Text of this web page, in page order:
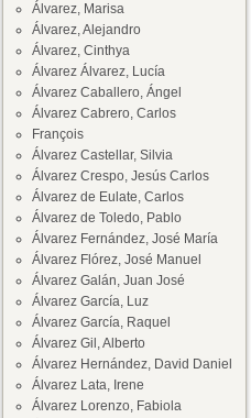
Álvarez, Marisa
Álvarez, Alejandro
Álvarez, Cinthya
Álvarez Álvarez, Lucía
Álvarez Caballero, Ángel
Álvarez Cabrero, Carlos
François
Álvarez Castellar, Silvia
Álvarez Crespo, Jesús Carlos
Álvarez de Eulate, Carlos
Álvarez de Toledo, Pablo
Álvarez Fernández, José María
Álvarez Flórez, José Manuel
Álvarez Galán, Juan José
Álvarez García, Luz
Álvarez García, Raquel
Álvarez Gil, Alberto
Álvarez Hernández, David Daniel
Álvarez Lata, Irene
Álvarez Lorenzo, Fabiola